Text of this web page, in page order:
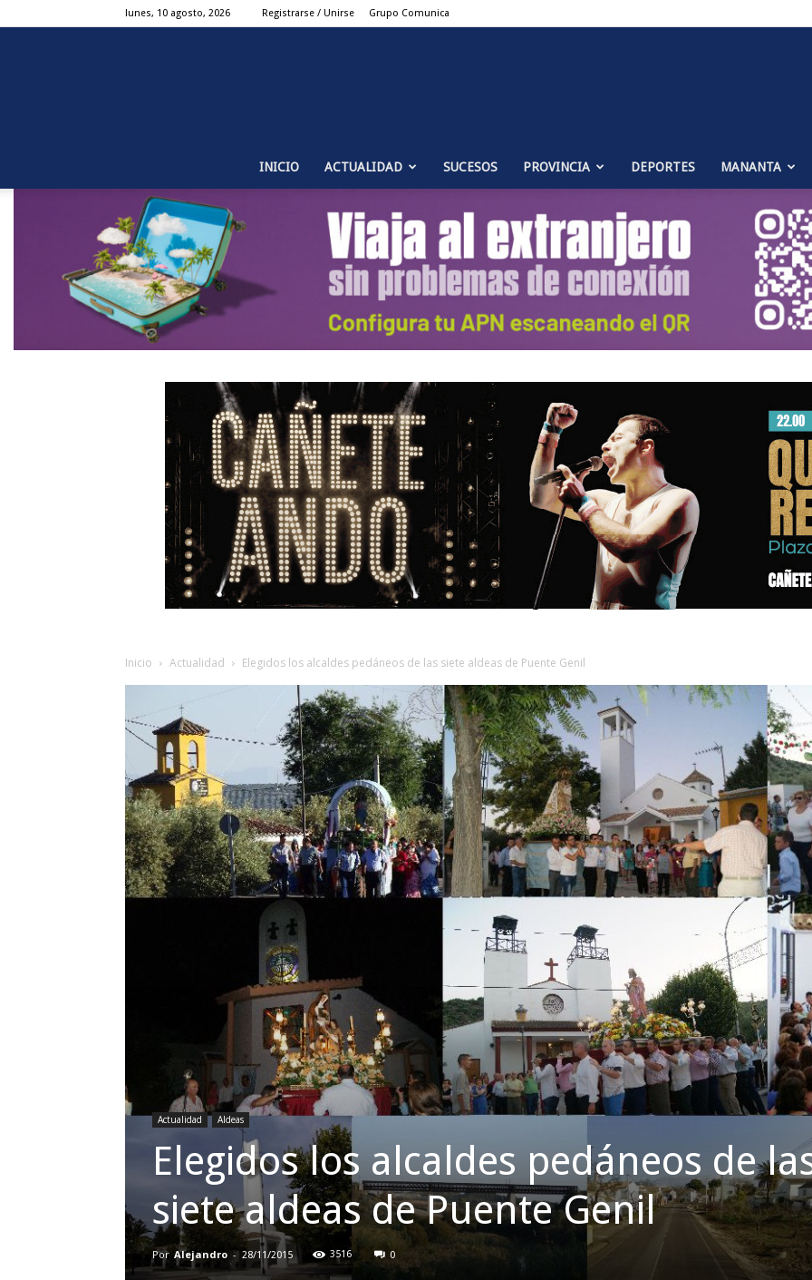
lunes, 10 agosto, 2026 Registrarse / Unirse Grupo Comunica
Genil
Noticias
INICIO ACTUALIDAD SUCESOS PROVINCIA DEPORTES MANANTA
Inicio Actualidad Elegidos los alcaldes pedáneos de las siete aldeas de Puente Genil
Actualidad Aldeas
Elegidos los alcaldes pedáneos de
siete aldeas de Puente Genil
Por Alejandro - 28/11/2015 3516 0